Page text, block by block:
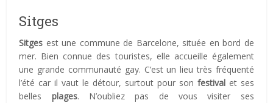
Sitges
Sitges est une commune de Barcelone, située en bord de
mer. Bien connue des touristes, elle accueille également
une grande communauté gay. C’est un lieu très fréquenté
l’été car il vaut le détour, surtout pour son festivalet ses
belles plages. N’oubliez pas de vous visiter ses